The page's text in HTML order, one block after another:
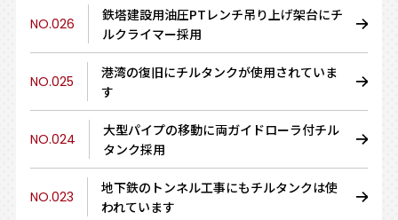
NO.026
鉄塔建設用油圧PTレンチ吊り上げ架台にチ
ルクライマー採用
NO.025
港湾の復旧にチルタンクが使用されていま
す
NO.024
大型パイプの移動に両ガイドローラ付チル
タンク採用
NO.023
地下鉄のトンネル工事にもチルタンクは使
われています